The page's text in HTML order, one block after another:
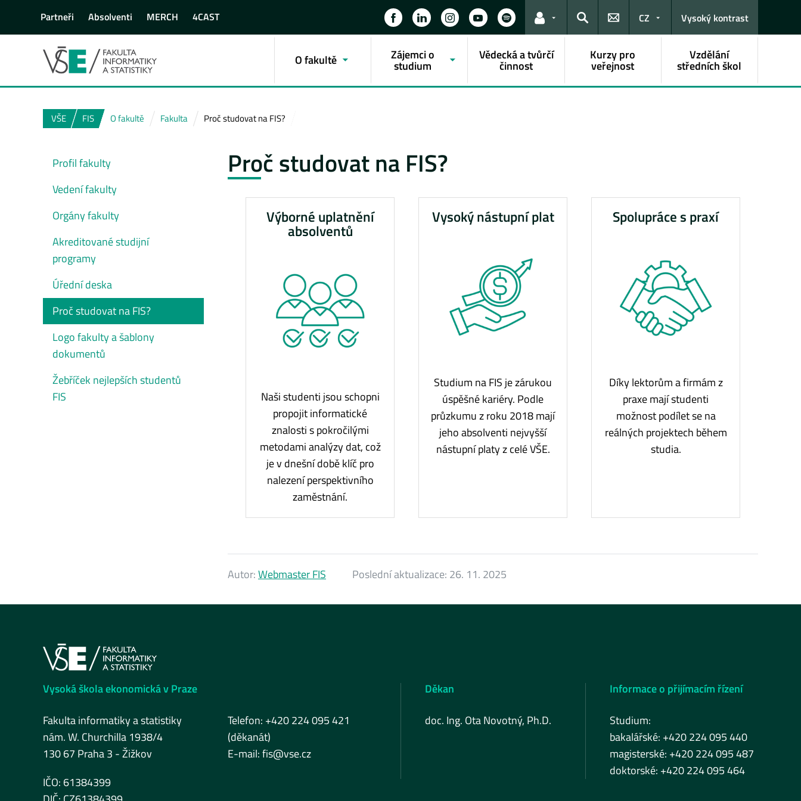
Partneři Absolventi MERCH 4CAST
Odkazy pro uživatele
Hledat
CZ Vysoký kontrast
O fakultě Zájemci o
studium
Vědecká a tvůrčí
činnost
Kurzy pro
veřejnost
Vzdělání
středních škol
VŠE FIS O fakultě Fakulta Proč studovat na FIS?
Proč studovat na FIS?
Výborné uplatnění
absolventů
Naši studenti jsou schopni
propojit informatické
znalosti s pokročilými
metodami analýzy dat, což
je v dnešní době klíč pro
nalezení perspektivního
zaměstnání.
Vysoký nástupní plat
Studium na FIS je zárukou
úspěšné kariéry. Podle
průzkumu z roku 2018 mají
jeho absolventi nejvyšší
nástupní platy z celé VŠE.
Spolupráce s praxí
Díky lektorům a firmám z
praxe mají studenti
možnost podílet se na
reálných projektech během
studia.
Autor:Webmaster FIS Poslední aktualizace: 26. 11. 2025
Profil fakulty
Vedení fakulty
Orgány fakulty
Akreditované studijní
programy
Úřední deska
Proč studovat na FIS?
Logo fakulty a šablony
dokumentů
Žebříček nejlepších studentů
FIS
Vysoká škola ekonomická v Praze
Fakulta informatiky a statistiky
nám. W. Churchilla 1938/4
130 67 Praha 3 - Žižkov
Telefon: +420 224 095 421
(děkanát)
E-mail:fis@vse.cz
IČO: 61384399
Děkan
doc. Ing. Ota Novotný, Ph.D.
Informace o přijímacím řízení
Studium:
bakalářské: +420 224 095 440
magisterské: +420 224 095 487
doktorské: +420 224 095 464